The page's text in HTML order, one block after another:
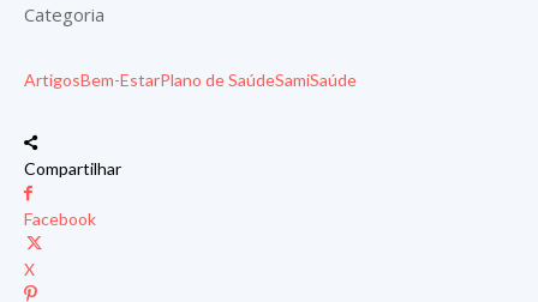
Categoria
ArtigosBem-EstarPlano de SaúdeSamiSaúde
Compartilhar
Facebook
X